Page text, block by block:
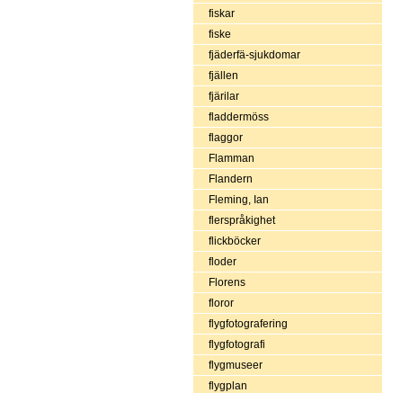
fiskar
fiske
fjäderfä-sjukdomar
fjällen
fjärilar
fladdermöss
flaggor
Flamman
Flandern
Fleming, Ian
flerspråkighet
flickböcker
floder
Florens
floror
flygfotografering
flygfotografi
flygmuseer
flygplan